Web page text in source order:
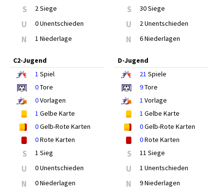
S 2 Siege
U 0 Unentschieden
N 1 Niederlage
S 30 Siege
U 2 Unentschieden
N 6 Niederlagen
C2-Jugend
1 Spiel
0Tore
0Vorlagen
1 Gelbe Karte
0Gelb-Rote Karten
0Rote Karten
S 1 Sieg
U 0 Unentschieden
N 0 Niederlagen
D-Jugend
21 Spiele
9Tore
1 Vorlage
1 Gelbe Karte
0Gelb-Rote Karten
0Rote Karten
S 11 Siege
U 1 Unentschieden
N 9 Niederlagen